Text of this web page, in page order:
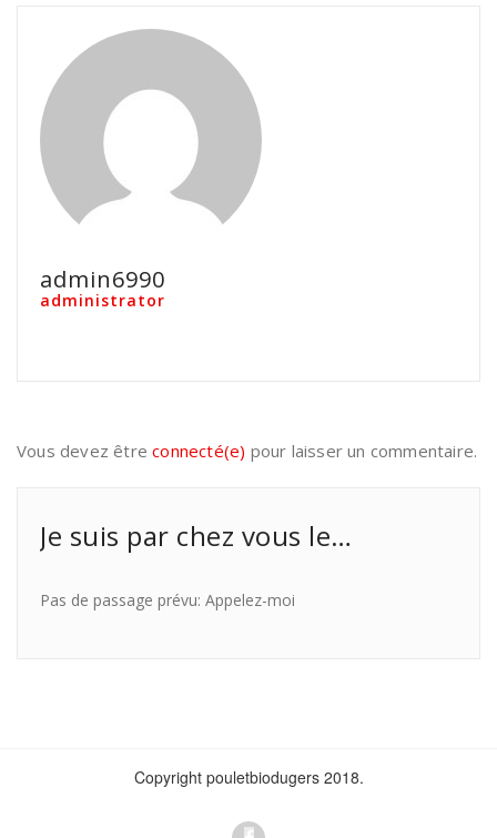
admin6990
administrator
Vous devez êtreconnecté(e) pour laisser un commentaire.
Je suis par chez vous le…
Pas de passage prévu: Appelez-moi
Copyright pouletbiodugers 2018.